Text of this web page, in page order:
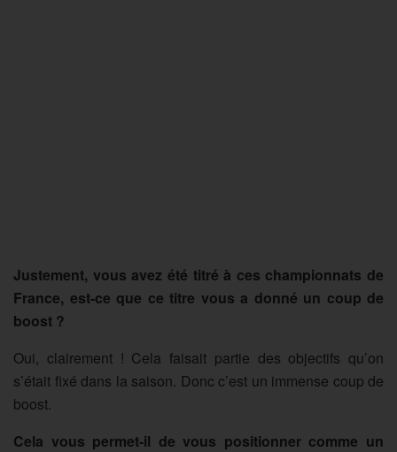
Justement, vous avez été titré à ces championnats de
France, est-ce que ce titre vous a donné un coup de
boost ?
Oui, clairement ! Cela faisait partie des objectifs qu’on
s’était fixé dans la saison. Donc c’est un immense coup de
boost.
Cela vous permet-il de vous positionner comme un